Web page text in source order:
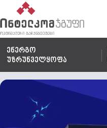
ენერგო
უზრუნველყოფა